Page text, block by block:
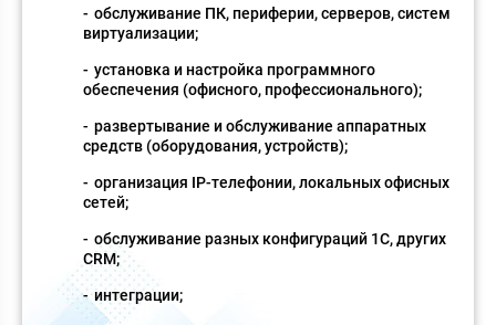
обслуживание ПК, периферии, серверов, систем
виртуализации;
установка и настройка программного
обеспечения (офисного, профессионального);
развертывание и обслуживание аппаратных
средств (оборудования, устройств);
организация IP-телефонии, локальных офисных
сетей;
обслуживание разных конфигураций 1С, других
CRM;
интеграции;